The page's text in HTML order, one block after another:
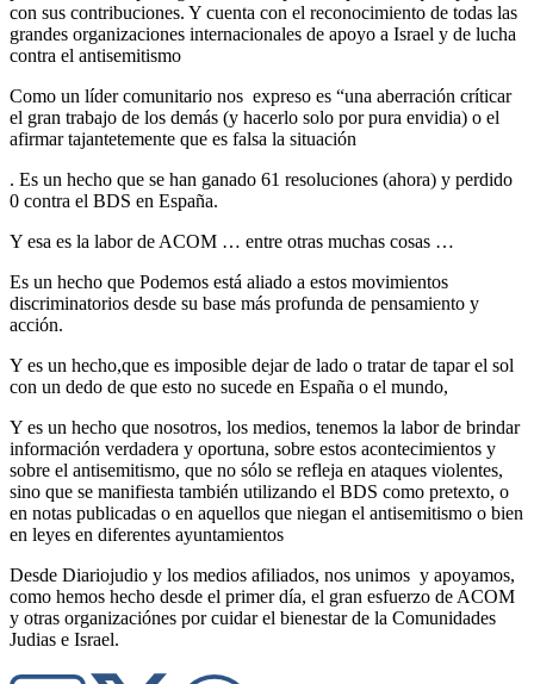
con sus contribuciones. Y cuenta con el reconocimiento de todas las
grandes organizaciones internacionales de apoyo a Israel y de lucha
contra el antisemitismo
Como un líder comunitario nos expreso es “una aberración críticar
el gran trabajo de los demás (y hacerlo solo por pura envidia) o el
afirmar tajantetemente que es falsa la situación
. Es un hecho que se han ganado 61 resoluciones (ahora) y perdido
0 contra el BDS en España.
Y esa es la labor de ACOM … entre otras muchas cosas …
Es un hecho que Podemos está aliado a estos movimientos
discriminatorios desde su base más profunda de pensamiento y
acción.
Y es un hecho,que es imposible dejar de lado o tratar de tapar el sol
con un dedo de que esto no sucede en España o el mundo,
Y es un hecho que nosotros, los medios, tenemos la labor de brindar
información verdadera y oportuna, sobre estos acontecimientos y
sobre el antisemitismo, que no sólo se refleja en ataques violentes,
sino que se manifiesta también utilizando el BDS como pretexto, o
en notas publicadas o en aquellos que niegan el antisemitismo o bien
en leyes en diferentes ayuntamientos
Desde Diariojudio y los medios afiliados, nos unimos y apoyamos,
como hemos hecho desde el primer día, el gran esfuerzo de ACOM
y otras organizaciónes por cuidar el bienestar de la Comunidades
Judias e Israel.